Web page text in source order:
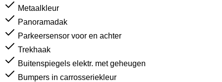
Metaalkleur
Panoramadak
Parkeersensor voor en achter
Trekhaak
Buitenspiegels elektr. met geheugen
Bumpers in carrosseriekleur